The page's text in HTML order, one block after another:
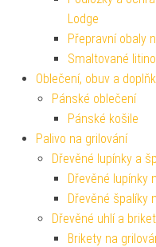
Lodge
Přepravní obaly
Smaltované
Oblečení, obuv a
Pánské oblečení
Pánské košile
Palivo na grilování
Dřevěné lupínky a
Dřevěné lupínky
Dřevěné špalíky
Dřevěné uhlí a
Brikety na